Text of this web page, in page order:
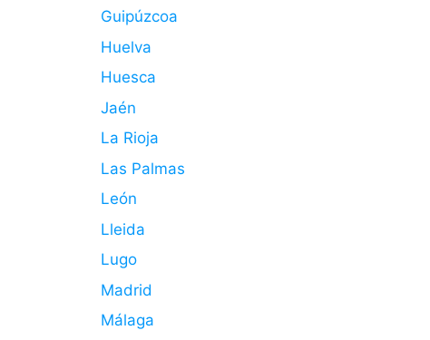
Guipúzcoa
Huelva
Huesca
Jaén
La Rioja
Las Palmas
León
Lleida
Lugo
Madrid
Málaga